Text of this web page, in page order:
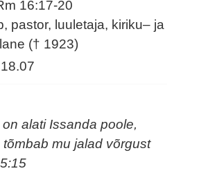
16:17-20
pastor, luuletaja, kiriku– ja
(† 1923)
18.07
alati Issanda poole,
tõmbab mu jalad võrgust